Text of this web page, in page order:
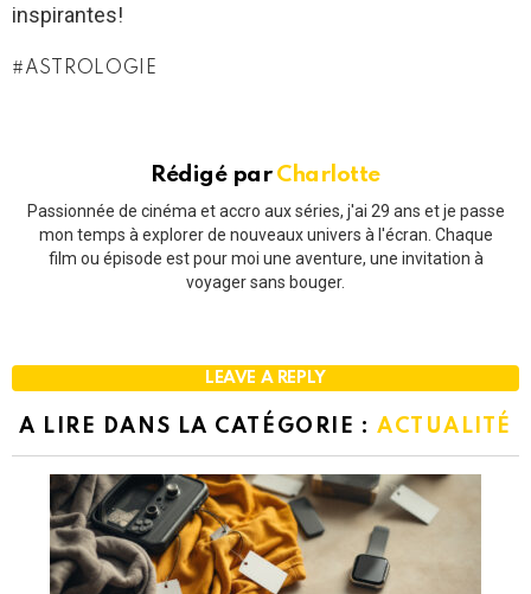
inspirantes!
ASTROLOGIE
Rédigé par Charlotte
Passionnée de cinéma et accro aux séries, j'ai 29 ans et je passe
mon temps à explorer de nouveaux univers à l'écran. Chaque
film ou épisode est pour moi une aventure, une invitation à
voyager sans bouger.
LEAVE A REPLY
A LIRE DANS LA CATÉGORIE : ACTUALITÉ